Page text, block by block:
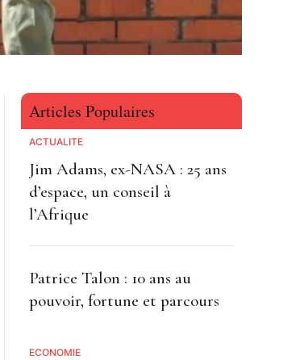
Articles Populaires
ACTUALITE
Jim Adams, ex-NASA : 25 ans
d’espace, un conseil à
l’Afrique
Patrice Talon : 10 ans au
pouvoir, fortune et parcours
ECONOMIE